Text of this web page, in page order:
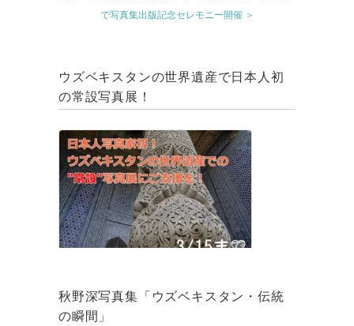
で写真集出版記念セレモニー開催 ＞
ウズベキスタンの世界遺産で日本人初
の常設写真展！
秋野深写真集「ウズベキスタン・伝統
の瞬間」